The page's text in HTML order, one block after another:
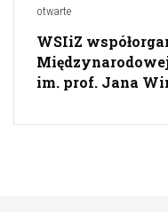
otwarte
WSIiZ
im. prof. Jana